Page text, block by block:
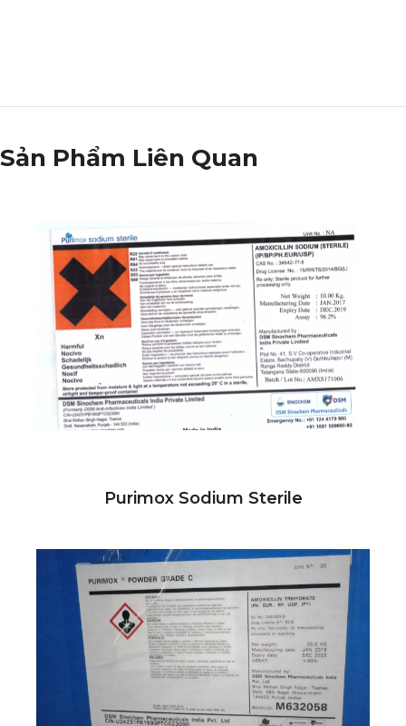
Sản Phẩm Liên Quan
Purimox Sodium Sterile